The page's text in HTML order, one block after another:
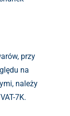
przy
na
należy
7K.